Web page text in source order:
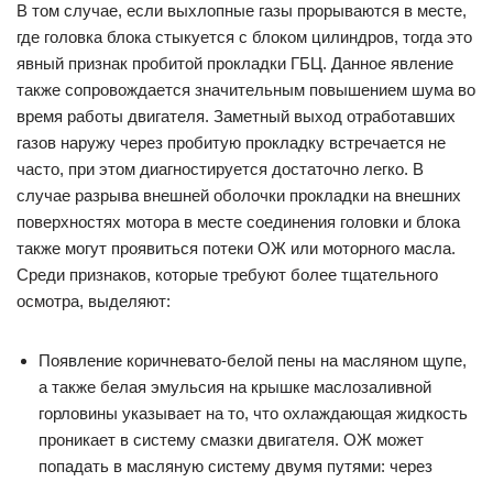
В том случае, если выхлопные газы прорываются в месте,
где головка блока стыкуется с блоком цилиндров, тогда это
явный признак пробитой прокладки ГБЦ. Данное явление
также сопровождается значительным повышением шума во
время работы двигателя. Заметный выход отработавших
газов наружу через пробитую прокладку встречается не
часто, при этом диагностируется достаточно легко. В
случае разрыва внешней оболочки прокладки на внешних
поверхностях мотора в месте соединения головки и блока
также могут проявиться потеки ОЖ или моторного масла.
Среди признаков, которые требуют более тщательного
осмотра, выделяют:
Появление коричневато-белой пены на масляном щупе,
а также белая эмульсия на крышке маслозаливной
горловины указывает на то, что охлаждающая жидкость
проникает в систему смазки двигателя. ОЖ может
попадать в масляную систему двумя путями: через